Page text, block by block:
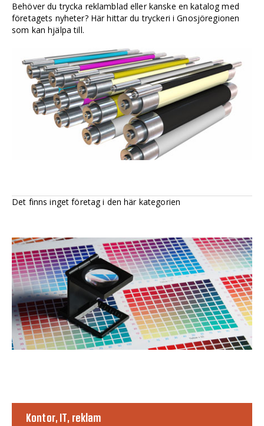
Behöver du trycka reklamblad eller kanske en katalog med
företagets nyheter? Här hittar du tryckeri i Gnosjöregionen
som kan hjälpa till.
Det finns inget företag i den här kategorien
Kontor, IT, reklam